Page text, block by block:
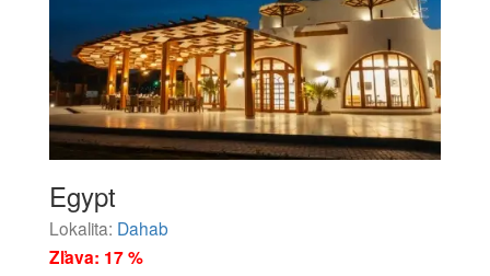
Egypt
Lokalita: Dahab
Zľava: 17 %